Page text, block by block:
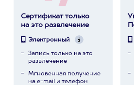
Сертификат только
на это развлечение
Электронный
Запись только на это
развлечение
Мгновенная получение
на e-mail и телефон